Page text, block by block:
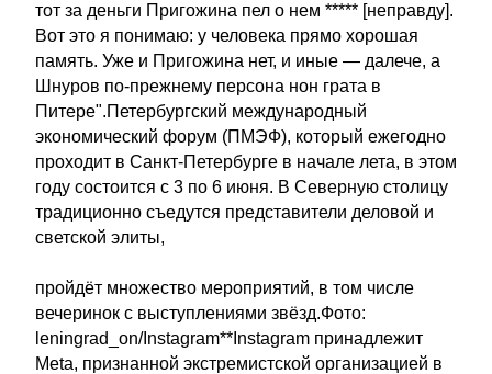
тот за деньги Пригожина пел о нем ***** [неправду].
Вот это я понимаю: у человека прямо хорошая
память. Уже и Пригожина нет, и иные — далече, а
Шнуров по-прежнему персона нон грата в
Питере".Петербургский международный
экономический форум (ПМЭФ), который ежегодно
проходит в Санкт-Петербурге в начале лета, в этом
году состоится с 3 по 6 июня. В Северную столицу
традиционно съедутся представители деловой и
светской элиты,
пройдёт множество мероприятий, в том числе
вечеринок с выступлениями звёзд.Фото:
leningrad_on/Instagram**Instagram принадлежит
Meta, признанной экстремистской организацией в